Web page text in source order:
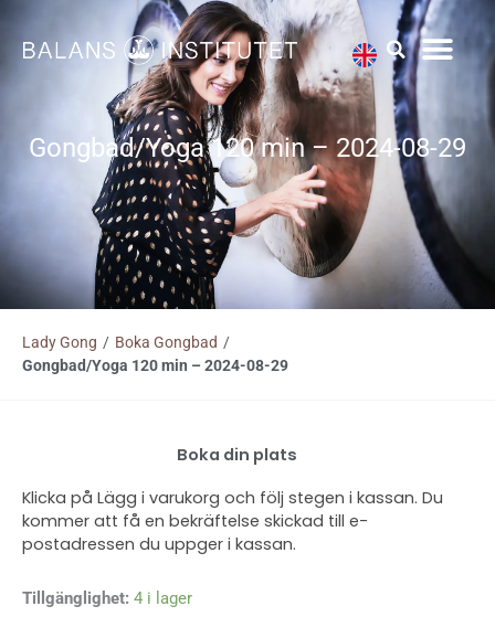
innehåll
Gongbad/Yoga 120 min – 2024-08-29
Lady Gong / Boka Gongbad /
Gongbad/Yoga 120 min – 2024-08-29
Boka din plats
Klicka på Lägg i varukorg och följ stegen i kassan. Du
kommer att få en bekräftelse skickad till e-
postadressen du uppger i kassan.
Tillgänglighet: 4 i lager
Gongbad/Yoga